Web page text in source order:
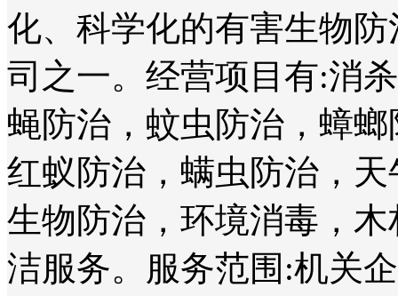
化、科学化的有害生物
司之一。经营项目有:消
蝇防治，蚊虫防治，蟑
红蚁防治，螨虫防治，
生物防治，环境消毒，
洁服务。服务范围:机关